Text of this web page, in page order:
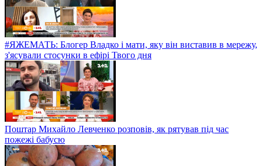
#ЯЖЕМАТЬ: Блогер Владко і мати, яку він виставив в мережу,
з'ясували стосунки в ефірі Твого дня
Поштар Михайло Левченко розповів, як рятував під час
пожежі бабусю